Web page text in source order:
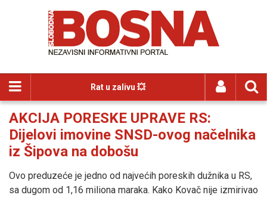
Rat u zalivu 💥
AKCIJA PORESKE UPRAVE RS:
Dijelovi imovine SNSD-ovog načelnika
iz Šipova na dobošu
Ovo preduzeće je jedno od najvećih poreskih dužnika u RS,
sa dugom od 1,16 miliona maraka. Kako Kovač nije izmirivao